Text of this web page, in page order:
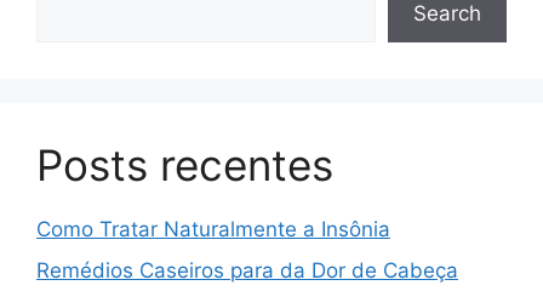
Search
Posts recentes
Como Tratar Naturalmente a Insônia
Remédios Caseiros para da Dor de Cabeça